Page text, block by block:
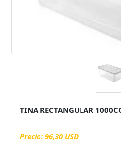
TINA RECTANGULAR
Precio: 96,30 USD